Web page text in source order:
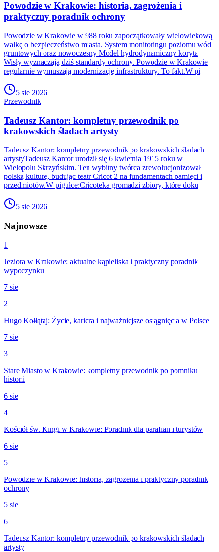
Powodzie w Krakowie: historia, zagrożenia i
praktyczny poradnik ochrony
Powodzie w Krakowie w 988 roku zapoczątkowały wielowiekową
walkę o bezpieczeństwo miasta. System monitoringu poziomu wód
gruntowych oraz nowoczesny Model hydrodynamiczny koryta
Wisły wyznaczają dziś standardy ochrony. Powodzie w Krakowie
regularnie wymuszają modernizację infrastruktury. To fakt.W pi
5 sie 2026
Przewodnik
Tadeusz Kantor: kompletny przewodnik po
krakowskich śladach artysty
Tadeusz Kantor: kompletny przewodnik po krakowskich śladach
artystyTadeusz Kantor urodził się 6 kwietnia 1915 roku w
Wielopolu Skrzyńskim. Ten wybitny twórca zrewolucjonizował
polską kulturę, budując teatr Cricot 2 na fundamentach pamięci i
przedmiotów.W pigułce:Cricoteka gromadzi zbiory, które doku
5 sie 2026
Najnowsze
1
Jeziora w Krakowie: aktualne kąpieliska i praktyczny poradnik
wypoczynku
7 sie
2
Hugo Kołłątaj: Życie, kariera i najważniejsze osiągnięcia w Polsce
7 sie
3
Stare Miasto w Krakowie: kompletny przewodnik po pomniku
historii
6 sie
4
Kościół św. Kingi w Krakowie: Poradnik dla parafian i turystów
6 sie
5
Powodzie w Krakowie: historia, zagrożenia i praktyczny poradnik
ochrony
5 sie
6
Tadeusz Kantor: kompletny przewodnik po krakowskich śladach
artysty